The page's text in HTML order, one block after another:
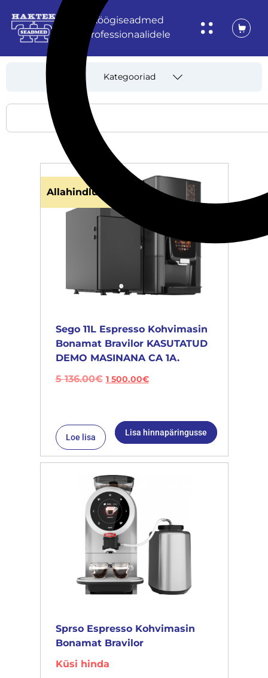
Köögiseadmed
professionaalidele
Kategooriad
Allahindlus!
Sego 11L Espresso Kohvimasin
Bonamat Bravilor KASUTATUD
DEMO MASINANA CA 1A.
5 136.00€ 1 500.00€
Loe lisa Lisa hinnapäringusse
Sprso Espresso Kohvimasin
Bonamat Bravilor
Küsi hinda